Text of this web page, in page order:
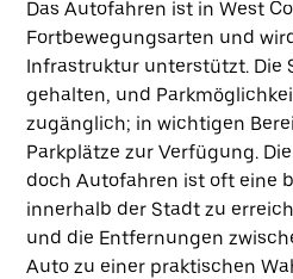
Das Autofahren ist in West
Fortbewegungsarten und
Infrastruktur unterstützt. Die
gehalten, und
zugänglich; in wichtigen
Parkplätze zur Verfügung.
doch Autofahren ist oft eine
innerhalb der Stadt zu
und die Entfernungen
Auto zu einer praktischen